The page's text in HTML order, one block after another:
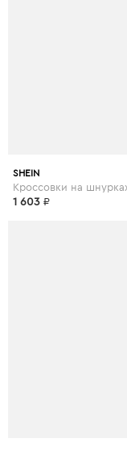
SHEIN
Кроссовки на
1 603 ₽